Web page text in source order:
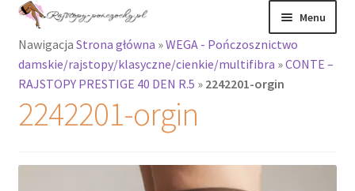
Przejdź
nawigacji
Przejdź
treści
Menu
Rajstopy
Rozwiń
menu
potomne
Nawigacja Strona główna »WEGA - Pończosznictwo
damskie/rajstopy/klasyczne/cienkie/multifibra »CONTE –
RAJSTOPY PRESTIGE 40 DEN R.5 » 2242201-orgin
2242201-orgin